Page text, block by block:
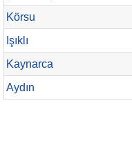
Körsu
Işıklı
Kaynarca
Aydın